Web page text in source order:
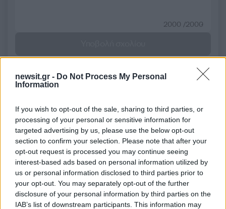
newsit.gr - Do Not Process My Personal
Information
If you wish to opt-out of the sale, sharing to third parties, or
processing of your personal or sensitive information for
targeted advertising by us, please use the below opt-out
section to confirm your selection. Please note that after your
opt-out request is processed you may continue seeing
interest-based ads based on personal information utilized by
us or personal information disclosed to third parties prior to
your opt-out. You may separately opt-out of the further
disclosure of your personal information by third parties on the
IAB’s list of downstream participants. This information may
2000 /2000
Πολιτική Απορρήτου&Όροι Χρήσηςτης Google.
ΓΙΩΡΓΟΣ ΛΙΑΓΚΑΣ
ΔΕΣΠΟΙΝΑ ΚΑΜΠΟΥΡΗ
Share:
Ακολουθήστε το Νewsit.gr στοGoogle Newsκαι
ενημερωθείτε πρώτοι για όλη την ειδησεογραφία και τα
τελευταία νέατης ημέρας